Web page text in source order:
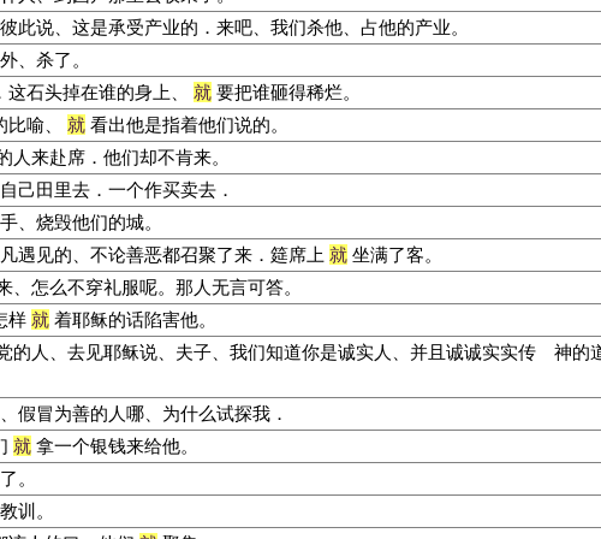
此说、这是承受产业的．来吧、我们杀他、占他的产业。
、杀了。
石头掉在谁的身上、
就 要把谁砸得稀烂。
喻、
就 看出他是指着他们说的。
来赴席．他们却不肯来。
己田里去．一个作买卖去．
、烧毁他们的城。
遇见的、不论善恶都召聚了来．筵席上 就 坐满了客。
怎么不穿礼服呢。那人无言可答。
样 就 着耶稣的话陷害他。
的人、去见耶稣说、夫子、我们知道你是诚实人、并且诚诚实实传 神的
假冒为善的人哪、为什么试探我．
就 拿一个银钱来给他。
。
训。